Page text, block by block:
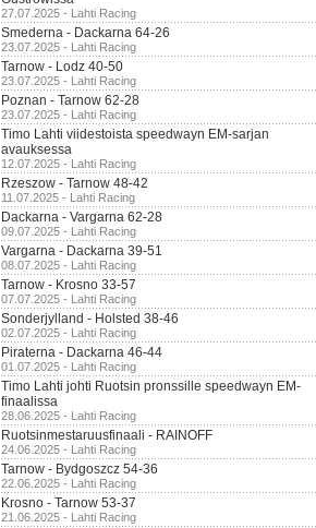
27.07.2025 - Lahti Racing
Smederna - Dackarna 64-26
23.07.2025 - Lahti Racing
Tarnow - Lodz 40-50
23.07.2025 - Lahti Racing
Poznan - Tarnow 62-28
23.07.2025 - Lahti Racing
Timo Lahti viidestoista speedwayn EM-sarjan
avauksessa
12.07.2025 - Lahti Racing
Rzeszow - Tarnow 48-42
11.07.2025 - Lahti Racing
Dackarna - Vargarna 62-28
09.07.2025 - Lahti Racing
Vargarna - Dackarna 39-51
08.07.2025 - Lahti Racing
Tarnow - Krosno 33-57
07.07.2025 - Lahti Racing
Sonderjylland - Holsted 38-46
02.07.2025 - Lahti Racing
Piraterna - Dackarna 46-44
01.07.2025 - Lahti Racing
Timo Lahti johti Ruotsin pronssille speedwayn EM-
finaalissa
28.06.2025 - Lahti Racing
Ruotsinmestaruusfinaali - RAINOFF
24.06.2025 - Lahti Racing
Tarnow - Bydgoszcz 54-36
22.06.2025 - Lahti Racing
Krosno - Tarnow 53-37
21.06.2025 - Lahti Racing